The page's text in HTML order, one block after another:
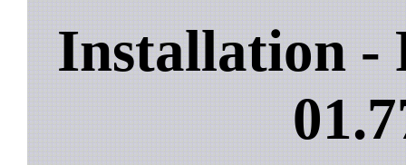
Installation -